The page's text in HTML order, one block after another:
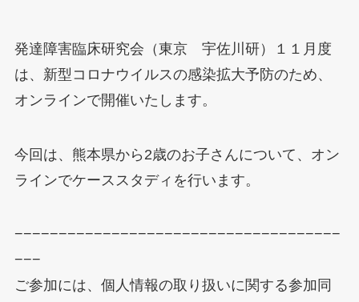
発達障害臨床研究会（東京 宇佐川研）１１月度
は、新型コロナウイルスの感染拡大予防のため、
オンラインで開催いたします。
今回は、熊本県から2歳のお子さんについて、オン
ラインでケーススタディを行います。
−−−−−−−−−−−−−−−−−−−−−−−−−−−−−−−−−−−−−
−−−
ご参加には、個人情報の取り扱いに関する参加同